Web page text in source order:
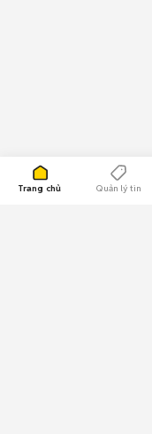
Trang chủ Quản lý tin